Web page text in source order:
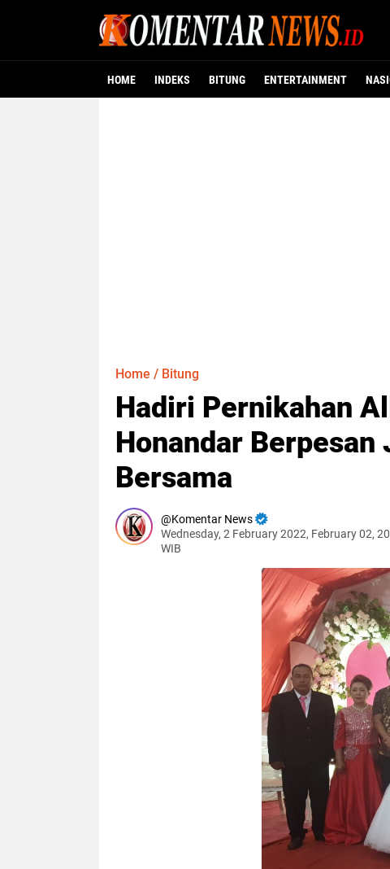
HOME INDEKS BITUNG ENTERTAINMENT
Home / Bitung
Hadiri Pernikahan
Honandar Berpesan
Bersama
Komentar News
Wednesday, 2 February 2022, February 02,
WIB